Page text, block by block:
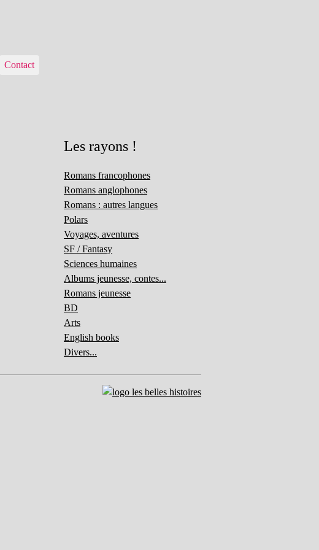
Contact
Les rayons !
Romans francophones
Romans anglophones
Romans : autres langues
Polars
Voyages, aventures
SF / Fantasy
Sciences humaines
Albums jeunesse, contes...
Romans jeunesse
BD
Arts
English books
Divers...